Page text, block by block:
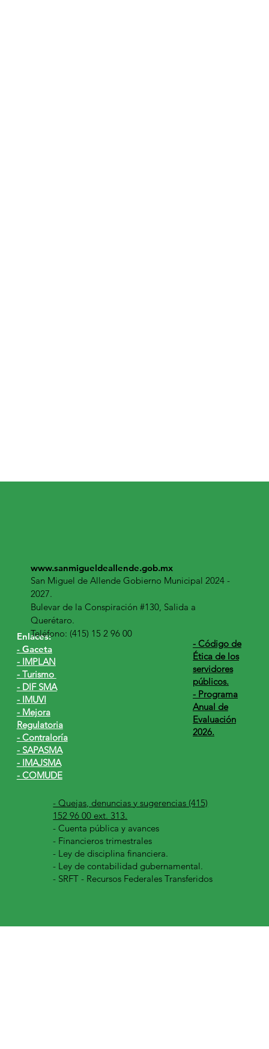
Enlaces:
- Gaceta
- IMPLAN
- Turismo
- DIF SMA
- IMUVI
- Mejora
Regulatoria
- Contraloría
- SAPASMA
- IMAJSMA
- COMUDE
www.sanmigueldeallende.gob.mx
San Miguel de Allende Gobierno Municipal 2024 -
2027.
Bulevar de la Conspiración #130, Salida a
Querétaro.
Teléfono: (415) 15 2 96 00
- Quejas, denuncias y sugerencias (415)
152 96 00 ext. 313.
-Cuenta pública y avances
- Financieros trimestrales
- Ley de disciplina financiera.
- Ley de contabilidad gubernamental.
- SRFT - Recursos Federales Transferidos
​- Código de
Ética de los
servidores
públicos.
- Programa
Anual de
Evaluación
2026.